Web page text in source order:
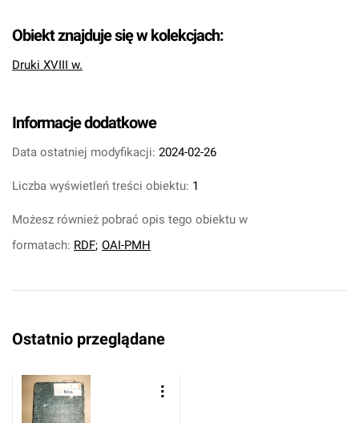
Obiekt znajduje się w kolekcjach:
Druki XVIII w.
Informacje dodatkowe
Data ostatniej modyfikacji: 2024-02-26
Liczba wyświetleń treści obiektu: 1
Możesz również pobrać opis tego obiektu w
formatach: RDF; OAI-PMH
Ostatnio przeglądane